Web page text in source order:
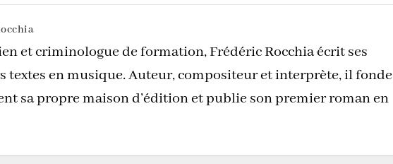
et criminologue de formation, Frédéric Rocchia écrit ses
textes en musique. Auteur, compositeur et interprète, il fonde
sa propre maison d’édition et publie son premier roman en